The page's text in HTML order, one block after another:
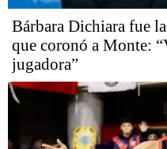
Bárbara Dichiara fue
que coronó a Monte:
jugadora”